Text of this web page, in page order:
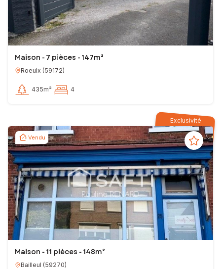
Maison - 7 pièces - 147m²
Roeulx (59172)
435m² 4
Exclusivité
Vendu
Maison - 11 pièces - 148m²
Bailleul (59270)